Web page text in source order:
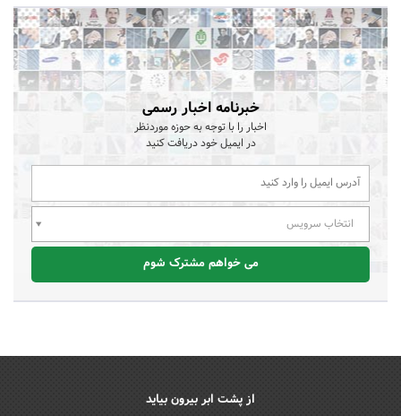
خبرنامه اخبار رسمی
اخبار را با توجه به حوزه موردنظر
در ایمیل خود دریافت کنید
انتخاب سرویس
می خواهم مشترک شوم
از پشت ابر بیرون بیاید